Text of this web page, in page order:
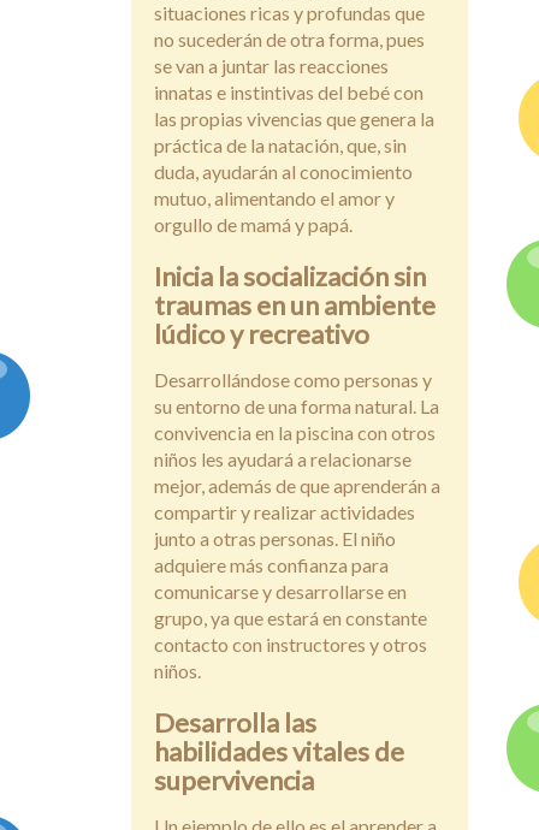
situaciones ricas y profundas que
no sucederán de otra forma, pues
se van a juntar las reacciones
innatas e instintivas del bebé con
las propias vivencias que genera la
práctica de la natación, que, sin
duda, ayudarán al conocimiento
mutuo, alimentando el amor y
orgullo de mamá y papá.
Inicia la socialización sin
traumas en un ambiente
lúdico y recreativo
Desarrollándose como personas y
su entorno de una forma natural. La
convivencia en la piscina con otros
niños les ayudará a relacionarse
mejor, además de que aprenderán a
compartir y realizar actividades
junto a otras personas. El niño
adquiere más confianza para
comunicarse y desarrollarse en
grupo, ya que estará en constante
contacto con instructores y otros
niños.
Desarrolla las
habilidades vitales de
supervivencia